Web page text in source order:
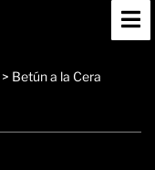
> Betún a la Cera